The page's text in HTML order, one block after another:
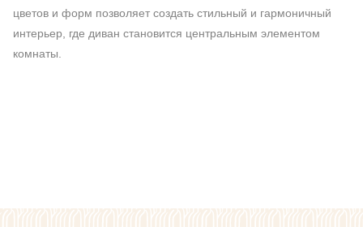
цветов и форм позволяет создать стильный и гармоничный
интерьер, где диван становится центральным элементом
комнаты.